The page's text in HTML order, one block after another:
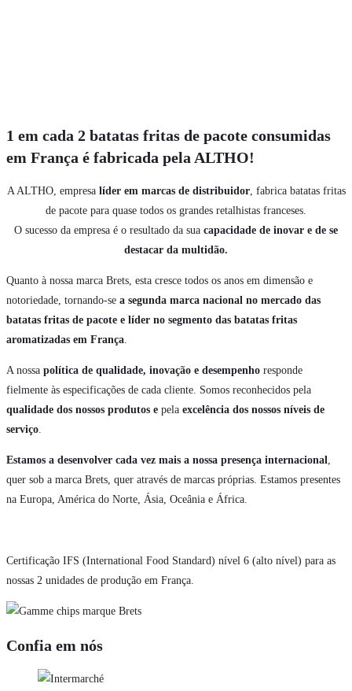
1 em cada 2 batatas fritas de pacote consumidas
em França é fabricada pela ALTHO!
A ALTHO, empresa líder em marcas de distribuidor, fabrica batatas fritas
de pacote para quase todos os grandes retalhistas franceses.
O sucesso da empresa é o resultado da sua capacidade de inovar e de se
destacar da multidão.
Quanto à nossa marca Brets, esta cresce todos os anos em dimensão e
notoriedade, tornando-se a segunda marca nacional no mercado das
batatas fritas de pacote e líder no segmento das batatas fritas
aromatizadas em França.
A nossa política de qualidade, inovação e desempenho responde
fielmente às especificações de cada cliente. Somos reconhecidos pela
qualidade dos nossos produtos e pela excelência dos nossos níveis de
serviço.
Estamos a desenvolver cada vez mais a nossa presença internacional,
quer sob a marca Brets, quer através de marcas próprias. Estamos presentes
na Europa, América do Norte, Ásia, Oceânia e África.
Certificação IFS (International Food Standard) nível 6 (alto nível) para as
nossas 2 unidades de produção em França.
Confia em nós